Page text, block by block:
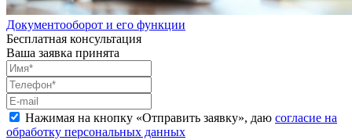
Документооборот и его функции
Бесплатная консультация
Ваша заявка принята
Нажимая на кнопку «Отправить заявку», даю согласие на
обработку персональных данных